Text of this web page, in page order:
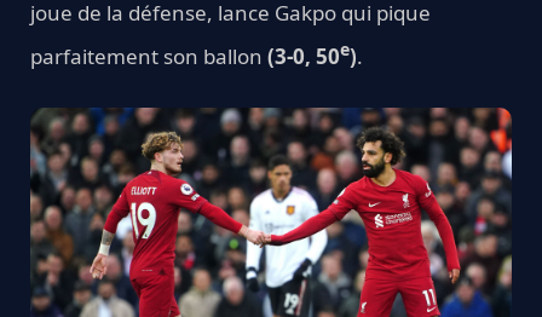
joue de la défense, lance Gakpo qui pique
parfaitement son ballon (3-0, 50e).